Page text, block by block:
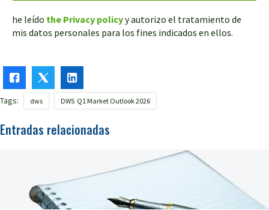
he leído the Privacy policyy autorizo el tratamiento de
mis datos personales para los fines indicados en ellos.
Tags: dws DWS Q1 Market Outlook 2026
Entradas relacionadas